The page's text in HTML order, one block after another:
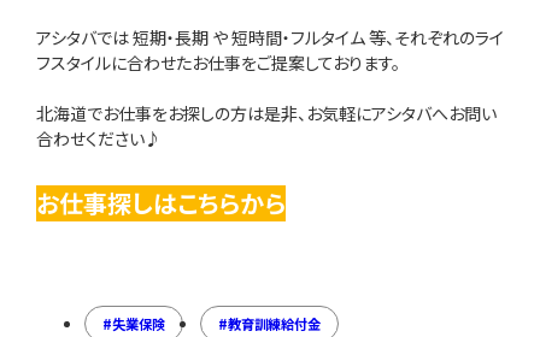
アシタバでは 短期・長期 や 短時間・フルタイム 等、それぞれのライ
フスタイルに合わせたお仕事をご提案しております。
北海道でお仕事をお探しの方は是非、お気軽にアシタバへお問い
合わせください♪
お仕事探しはこちらから
失業保険 教育訓練給付金